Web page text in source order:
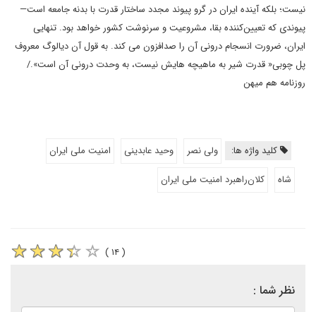
نیست؛ بلکه آینده ایران در گرو پیوند مجدد ساختار قدرت با بدنه جامعه است—
پیوندی که تعیین‌کننده بقا، مشروعیت و سرنوشت کشور خواهد بود. تنهایی
ایران، ضرورت انسجام درونی آن را صدافزون می کند. به قول آن دیالوگ معروف
پل چوبی« قدرت شیر به ماهیچه هایش نیست، به وحدت درونی آن است»./
روزنامه هم میهن
کلید واژه ها: ولی نصر وحید عابدینی
امنیت ملی ایران
شاه
کلان‌راهبرد امنیت ملی ایران
( ۱۴ )
نظر شما :